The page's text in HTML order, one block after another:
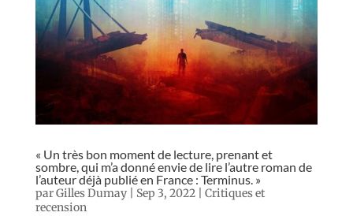
« Un très bon moment de lecture, prenant et
sombre, qui m’a donné envie de lire l’autre roman de
l’auteur déjà publié en France : Terminus. »
parGilles Dumay| Sep 3, 2022| Critiques et
recension